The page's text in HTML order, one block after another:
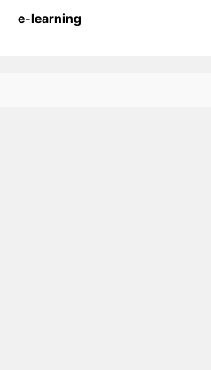
e-learning